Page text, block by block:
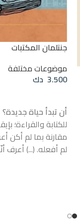
جنتلمان المكتبات
موضوعات مختلفة
3.500 دك
أن تبدأ حياة جديدة؟
للكتابة والقراءة؛
مقارنة بما لم أكن
لم أفعله. (...) أعرف